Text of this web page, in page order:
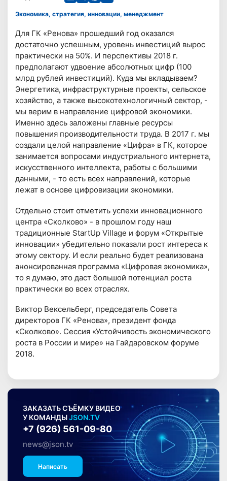
Экономика, стратегия, инновации, менеджмент
Для ГК «Ренова» прошедший год оказался
достаточно успешным, уровень инвестиций вырос
практически на 50%. И перспективы 2018 г.
предполагают удвоение абсолютных цифр (100
млрд рублей инвестиций). Куда мы вкладываем?
Энергетика, инфраструктурные проекты, сельское
хозяйство, а также высокотехнологичный сектор, -
мы верим в направление цифровой экономики.
Именно здесь заложены главные ресурсы
повышения производительности труда. В 2017 г. мы
создали целой направление «Цифра» в ГК, которое
занимается вопросами индустриального интернета,
искусственного интеллекта, работы с большими
данными, - то есть всех направлений, которые
лежат в основе цифровизации экономики.
Отдельно стоит отметить успехи инновационного
центра «Сколково» - в прошлом году наш
традиционные StartUp Village и форум «Открытые
инновации» убедительно показали рост интереса к
этому сектору. И если реально будет реализована
анонсированная программа «Цифровая экономика»,
то я думаю, это даст большой потенциал роста
практически во всех отраслях.
Виктор Вексельберг, председатель Совета
директоров ГК «Ренова», президент фонда
«Сколково». Сессия «Устойчивость экономического
роста в России и мире» на Гайдаровском форуме
2018.
ЗАКАЗАТЬ СЪЁМКУ ВИДЕО
У КОМАНДЫJSON.TV
+7 (926) 561-09-80
news@json.tv
Написать